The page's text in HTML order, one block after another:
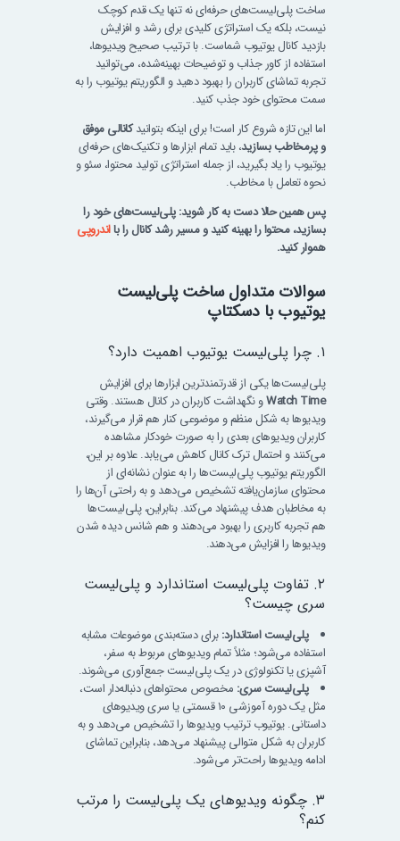
ساخت پلی‌لیست‌های حرفه‌ای نه تنها یک قدم کوچک
نیست، بلکه یک استراتژی کلیدی برای رشد و افزایش
بازدید کانال یوتیوب شماست. با ترتیب صحیح ویدیوها،
استفاده از کاور جذاب و توضیحات بهینه‌شده، می‌توانید
تجربه تماشای کاربران را بهبود دهید و الگوریتم یوتیوب را به
سمت محتوای خود جذب کنید.
اما این تازه شروع کار است! برای اینکه بتوانیدکانالی موفق
و پرمخاطب بسازید، باید تمام ابزارها و تکنیک‌های حرفه‌ای
یوتیوب را یاد بگیرید، از جمله استراتژی تولید محتوا، سئو و
نحوه تعامل با مخاطب.
پس همین حالا دست به کار شوید: پلی‌لیست‌های خود را
بسازید، محتوا را بهینه کنید و مسیر رشد کانال را بااندروپی
هموار کنید.
سوالات متداول ساخت پلی‌لیست
یوتیوب با دسکتاپ
۱. چرا پلی‌لیست یوتیوب اهمیت دارد؟
پلی‌لیست‌ها یکی از قدرتمندترین ابزارها برای افزایش
Watch Timeو نگهداشت کاربران در کانال هستند. وقتی
ویدیوها به شکل منظم و موضوعی کنار هم قرار می‌گیرند،
کاربران ویدیوهای بعدی را به صورت خودکار مشاهده
می‌کنند و احتمال ترک کانال کاهش می‌یابد. علاوه بر این،
الگوریتم یوتیوب پلی‌لیست‌ها را به عنوان نشانه‌ای از
محتوای سازمان‌یافته تشخیص می‌دهد و به راحتی آن‌ها را
به مخاطبان هدف پیشنهاد می‌کند. بنابراین، پلی‌لیست‌ها
هم تجربه کاربری را بهبود می‌دهند و هم شانس دیده شدن
ویدیوها را افزایش می‌دهند.
۲. تفاوت پلی‌لیست استاندارد و پلی‌لیست
سری چیست؟
پلی‌لیست استاندارد:برای دسته‌بندی موضوعات مشابه
استفاده می‌شود؛ مثلاً تمام ویدیوهای مربوط به سفر،
آشپزی یا تکنولوژی در یک پلی‌لیست جمع‌آوری می‌شوند.
پلی‌لیست سری: مخصوص محتواهای دنباله‌دار است،
مثل یک دوره آموزشی ۱۰ قسمتی یا سری ویدیوهای
داستانی. یوتیوب ترتیب ویدیوها را تشخیص می‌دهد و به
کاربران به شکل متوالی پیشنهاد می‌دهد، بنابراین تماشای
ادامه ویدیوها راحت‌تر می‌شود.
۳. چگونه ویدیوهای یک پلی‌لیست را مرتب
کنم؟